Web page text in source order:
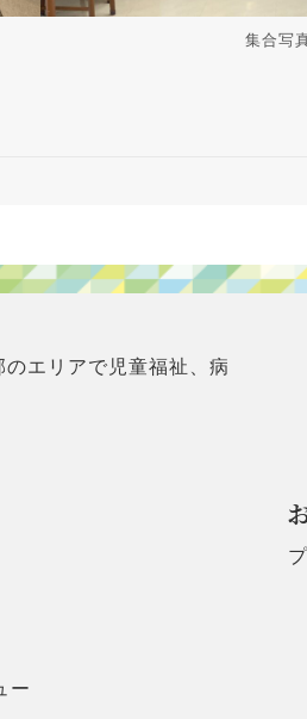
集合写
エリアで児童福祉、病
ー